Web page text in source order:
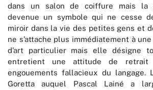
dans un salon de coiffure mais la
devenue un symbole qui ne cesse
miroir dans la vie des petites gens et
ne s’attache plus immédiatement à
d’art particulier mais elle désigne
entretient une attitude de retrait
engouements fallacieux du langage.
Goretta auquel Pascal Lainé a